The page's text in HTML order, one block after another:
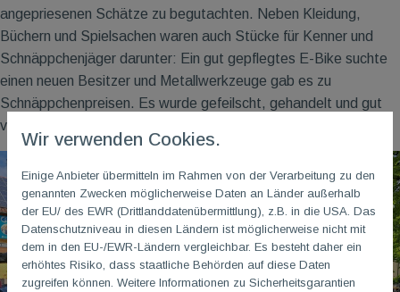
angepriesenen Schätze zu begutachten. Neben Kleidung,
Büchern und Spielsachen waren auch Stücke für Kenner und
Schnäppchenjäger darunter: Ein gut gepflegtes E-Bike suchte
einen neuen Besitzer und Metallwerkzeuge gab es zu
Schnäppchenpreisen. Es wurde gefeilscht, gehandelt und gut
verkauft.
Wir verwenden Cookies.
Einige Anbieter übermitteln im Rahmen von der Verarbeitung zu den
genannten Zwecken möglicherweise Daten an Länder außerhalb
der EU/ des EWR (Drittlanddatenübermittlung), z.B. in die USA. Das
Datenschutzniveau in diesen Ländern ist möglicherweise nicht mit
dem in den EU-/EWR-Ländern vergleichbar. Es besteht daher ein
erhöhtes Risiko, dass staatliche Behörden auf diese Daten
zugreifen können. Weitere Informationen zu Sicherheitsgarantien